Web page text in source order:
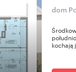
dom
kochają